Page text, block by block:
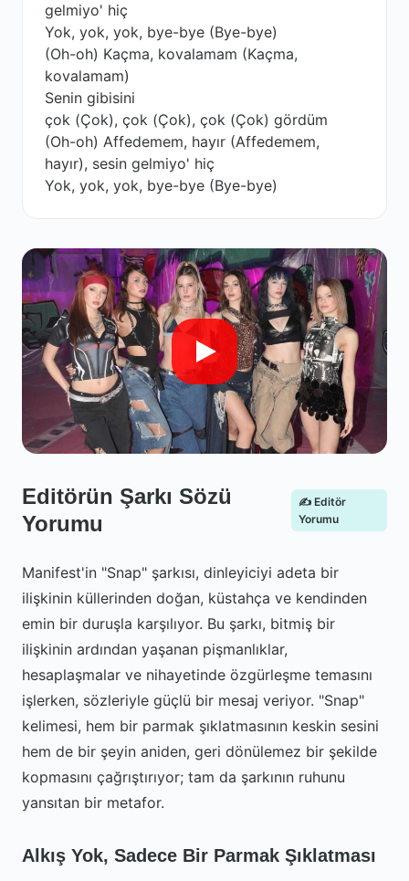
gelmiyo' hiç
Yok, yok, yok, bye-bye (Bye-bye)
(Oh-oh) Kaçma, kovalamam (Kaçma,
kovalamam)
Senin gibisini
çok (Çok), çok (Çok), çok (Çok) gördüm
(Oh-oh) Affedemem, hayır (Affedemem,
hayır), sesin gelmiyo' hiç
Yok, yok, yok, bye-bye (Bye-bye)
Editörün Şarkı Sözü
Yorumu
✍️ Editör
Yorumu
Manifest'in "Snap" şarkısı, dinleyiciyi adeta bir
ilişkinin küllerinden doğan, küstahça ve kendinden
emin bir duruşla karşılıyor. Bu şarkı, bitmiş bir
ilişkinin ardından yaşanan pişmanlıklar,
hesaplaşmalar ve nihayetinde özgürleşme temasını
işlerken, sözleriyle güçlü bir mesaj veriyor. "Snap"
kelimesi, hem bir parmak şıklatmasının keskin sesini
hem de bir şeyin aniden, geri dönülemez bir şekilde
kopmasını çağrıştırıyor; tam da şarkının ruhunu
yansıtan bir metafor.
Alkış Yok, Sadece Bir Parmak Şıklatması